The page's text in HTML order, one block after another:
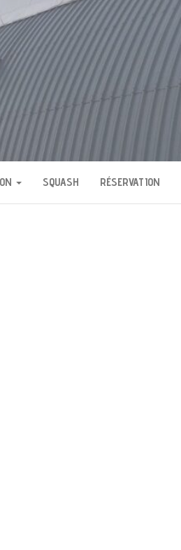
REINE
SQUASH RÉSERVATION